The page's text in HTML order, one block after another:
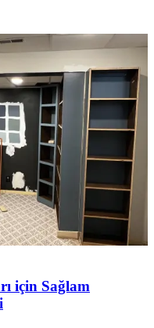
için Sağlam